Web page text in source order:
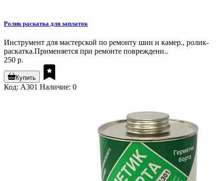
Ролик раскатка для заплаток
Инструмент для мастерской по ремонту шин и камер., ролик-
раскатка.Применяется при ремонте повреждени..
250 р.
Купить
Код: A301 Наличие: 0